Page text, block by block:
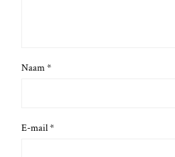
Naam*
E-mail*